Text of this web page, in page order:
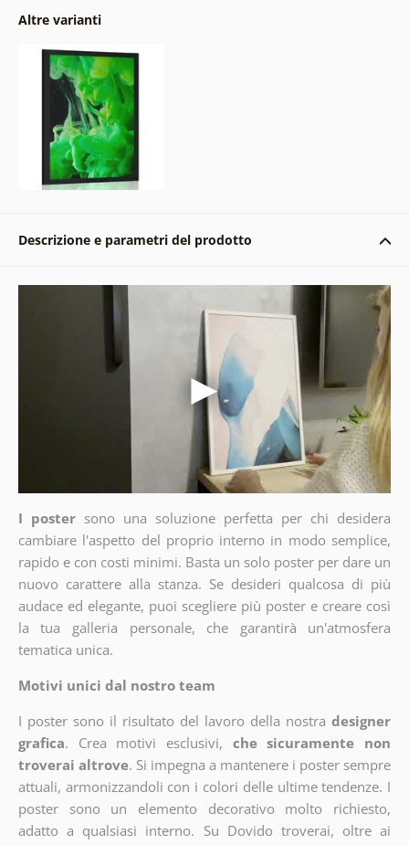
Altre varianti
Descrizione e parametri del prodotto
I poster sono una soluzione perfetta per chi desidera
cambiare l'aspetto del proprio interno in modo semplice,
rapido e con costi minimi. Basta un solo poster per dare un
nuovo carattere alla stanza. Se desideri qualcosa di più
audace ed elegante, puoi scegliere più poster e creare così
la tua galleria personale, che garantirà un'atmosfera
tematica unica.
Motivi unici dal nostro team
I poster sono il risultato del lavoro della nostra designer
grafica. Crea motivi esclusivi, che sicuramente non
troverai altrove. Si impegna a mantenere i poster sempre
attuali, armonizzandoli con i colori delle ultime tendenze. I
poster sono un elemento decorativo molto richiesto,
adatto a qualsiasi interno. Su Dovido troverai, oltre ai